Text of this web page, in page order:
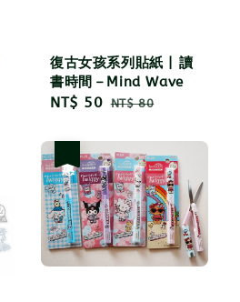
復古女孩系列貼紙 | 讀
書時間－Mind Wave
Sale
NT$ 50 Regular
NT$ 80